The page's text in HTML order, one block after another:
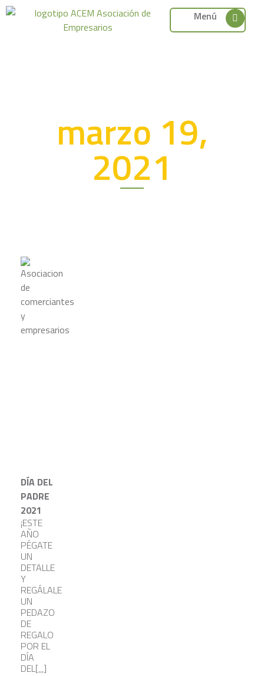
Menú
marzo 19,
2021
DÍA DEL
PADRE
2021
¡ESTE
AÑO
PÉGATE
UN
DETALLE
Y
REGÁLALE
UN
PEDAZO
DE
REGALO
POR EL
DÍA
DEL[,,,]